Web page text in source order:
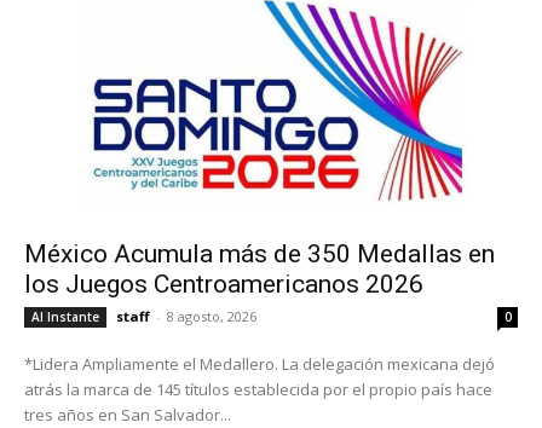
México Acumula más de 350 Medallas en
los Juegos Centroamericanos 2026
Al Instante staff - 8 agosto, 2026 0
*Lidera Ampliamente el Medallero. La delegación mexicana dejó
atrás la marca de 145 títulos establecida por el propio país hace
tres años en San Salvador...